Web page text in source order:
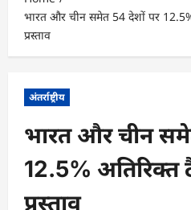
भारत और चीन समेत 54 देशों पर
प्रस्ताव
अंतर्राष्ट्रीय
भारत और चीन
12.5% अतिरिक्त
प्रस्ताव